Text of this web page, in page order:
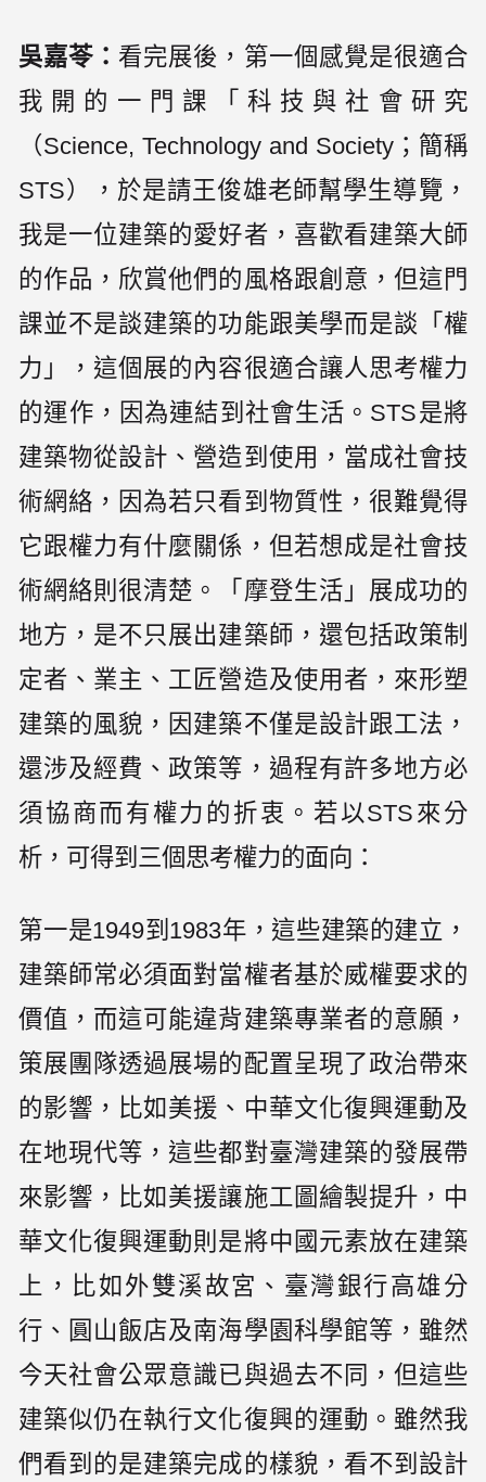
吳嘉苓： 看完展後，第一個感覺是很適合
我開的一門課「科技與社會研究
（Science, Technology and Society；簡稱
STS），於是請王俊雄老師幫學生導覽，
我是一位建築的愛好者，喜歡看建築大師
的作品，欣賞他們的風格跟創意，但這門
課並不是談建築的功能跟美學而是談「權
力」，這個展的內容很適合讓人思考權力
的運作，因為連結到社會生活。STS是將
建築物從設計、營造到使用，當成社會技
術網絡，因為若只看到物質性，很難覺得
它跟權力有什麼關係，但若想成是社會技
術網絡則很清楚。「摩登生活」展成功的
地方，是不只展出建築師，還包括政策制
定者、業主、工匠營造及使用者，來形塑
建築的風貌，因建築不僅是設計跟工法，
還涉及經費、政策等，過程有許多地方必
須協商而有權力的折衷。若以STS來分
析，可得到三個思考權力的面向：
第一是1949到1983年，這些建築的建立，
建築師常必須面對當權者基於威權要求的
價值，而這可能違背建築專業者的意願，
策展團隊透過展場的配置呈現了政治帶來
的影響，比如美援、中華文化復興運動及
在地現代等，這些都對臺灣建築的發展帶
來影響，比如美援讓施工圖繪製提升，中
華文化復興運動則是將中國元素放在建築
上，比如外雙溪故宮、臺灣銀行高雄分
行、圓山飯店及南海學園科學館等，雖然
今天社會公眾意識已與過去不同，但這些
建築似仍在執行文化復興的運動。雖然我
們看到的是建築完成的樣貌，看不到設計